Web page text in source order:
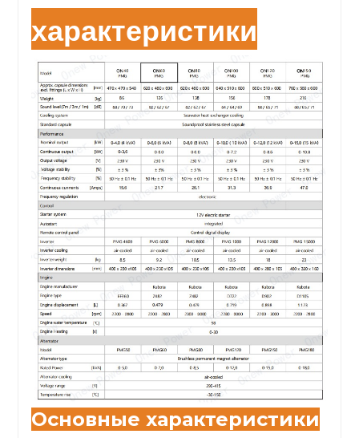
характеристики
Основные характеристики